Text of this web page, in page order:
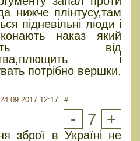
нижче плінтусу,там
підневільні люди і
наказ який
від
і
потрібно вершки.
24.09.2017 12:17 #
- 7 +
зброї в Україні не